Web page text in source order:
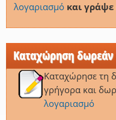
λογαριασμό και
Καταχώρηση δωρεάν
Καταχώρησε τη
γρήγορα και
λογαριασμό